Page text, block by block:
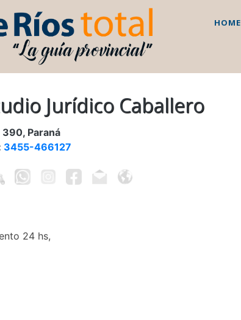
HOME
Jurídico Caballero
390, Paraná
3455-466127
24 hs,